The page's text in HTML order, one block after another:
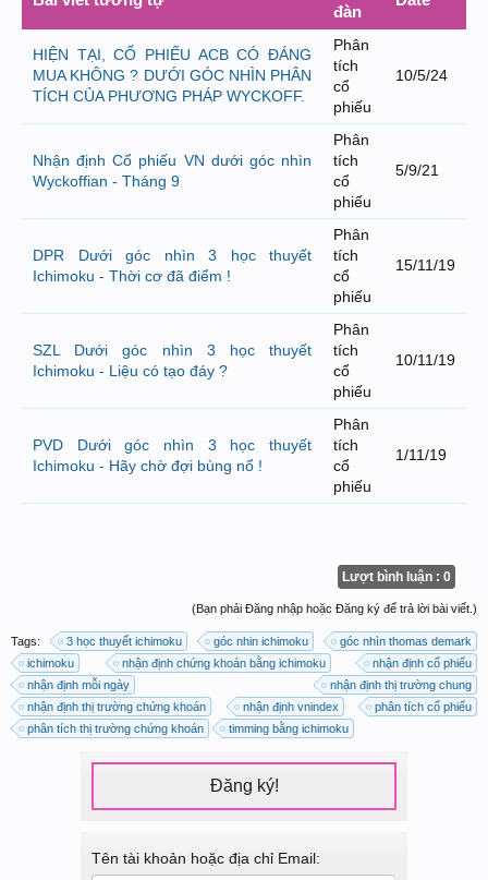
đàn
HIỆN TẠI, CỔ PHIẾU ACB CÓ ĐÁNG
MUA KHÔNG ? DƯỚI GÓC NHÌN PHÂN
TÍCH CỦA PHƯƠNG PHÁP WYCKOFF.
Phân
tích
cổ
phiếu
10/5/24
Nhận định Cổ phiếu VN dưới góc nhìn
Wyckoffian - Tháng 9
Phân
tích
cổ
phiếu
5/9/21
DPR Dưới góc nhìn 3 học thuyết
Ichimoku - Thời cơ đã điểm !
Phân
tích
cổ
phiếu
15/11/19
SZL Dưới góc nhìn 3 học thuyết
Ichimoku - Liệu có tạo đáy ?
Phân
tích
cổ
phiếu
10/11/19
PVD Dưới góc nhìn 3 học thuyết
Ichimoku - Hãy chờ đợi bùng nổ !
Phân
tích
cổ
phiếu
1/11/19
Lượt bình luận : 0
(Bạn phải Đăng nhập hoặc Đăng ký để trả lời bài viết.)
Tags: 3 học thuyết ichimoku góc nhin ichimoku
góc nhìn thomas demark
ichimoku
nhận định chứng khoán bằng ichimoku
nhận định cổ phiếu
nhận định mỗi ngày
nhận định thị trường chung
nhận định thị trường chứng khoán
nhận định vnindex
phân tích cổ phiếu
phân tích thị trường chứng khoán
timming bằng ichimoku
Đăng ký!
Tên tài khoản hoặc địa chỉ Email: